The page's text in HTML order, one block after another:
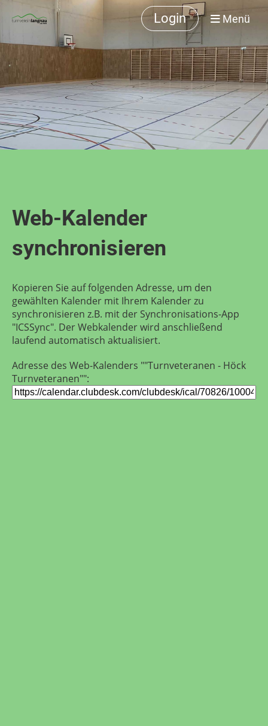
Login Menü
Web-Kalender
synchronisieren
Kopieren Sie auf folgenden Adresse, um den
gewählten Kalender mit Ihrem Kalender zu
synchronisieren z.B. mit der Synchronisations-App
"ICSSync". Der Webkalender wird anschließend
laufend automatisch aktualisiert.
Adresse des Web-Kalenders ""Turnveteranen - Höck
Turnveteranen"":